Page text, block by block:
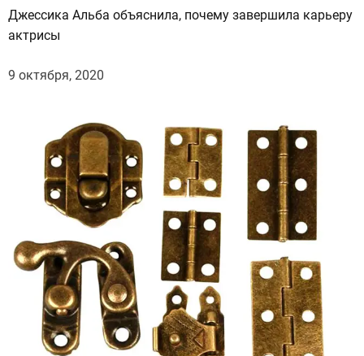
Джессика Альба объяснила, почему завершила карьеру
актрисы
9 октября, 2020